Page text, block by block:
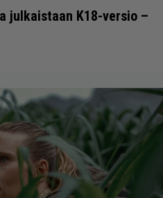
julkaistaan K18-versio –